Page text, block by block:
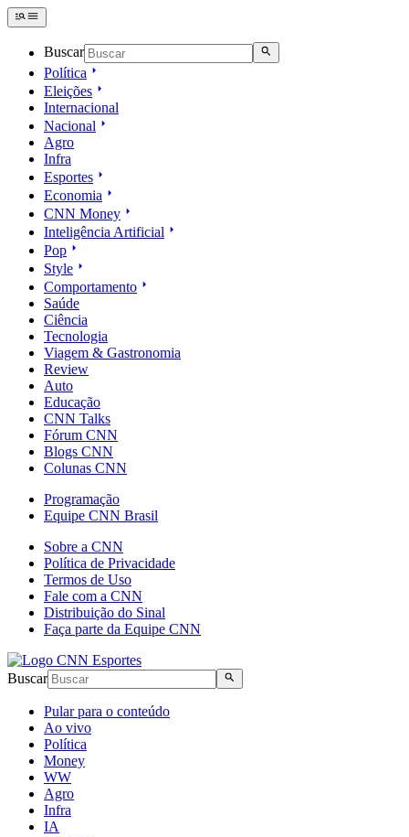
Buscar
Política
Eleições
Internacional
Nacional
Agro
Infra
Esportes
Economia
CNN Money
Inteligência Artificial
Pop
Style
Comportamento
Saúde
Ciência
Tecnologia
Viagem & Gastronomia
Review
Auto
Educação
CNN Talks
Fórum CNN
Blogs CNN
Colunas CNN
Programação
Equipe CNN Brasil
Sobre a CNN
Política de Privacidade
Termos de Uso
Fale com a CNN
Distribuição do Sinal
Faça parte da Equipe CNN
Buscar
Pular para o conteúdo
Ao vivo
Política
Money
WW
Agro
Infra
IA